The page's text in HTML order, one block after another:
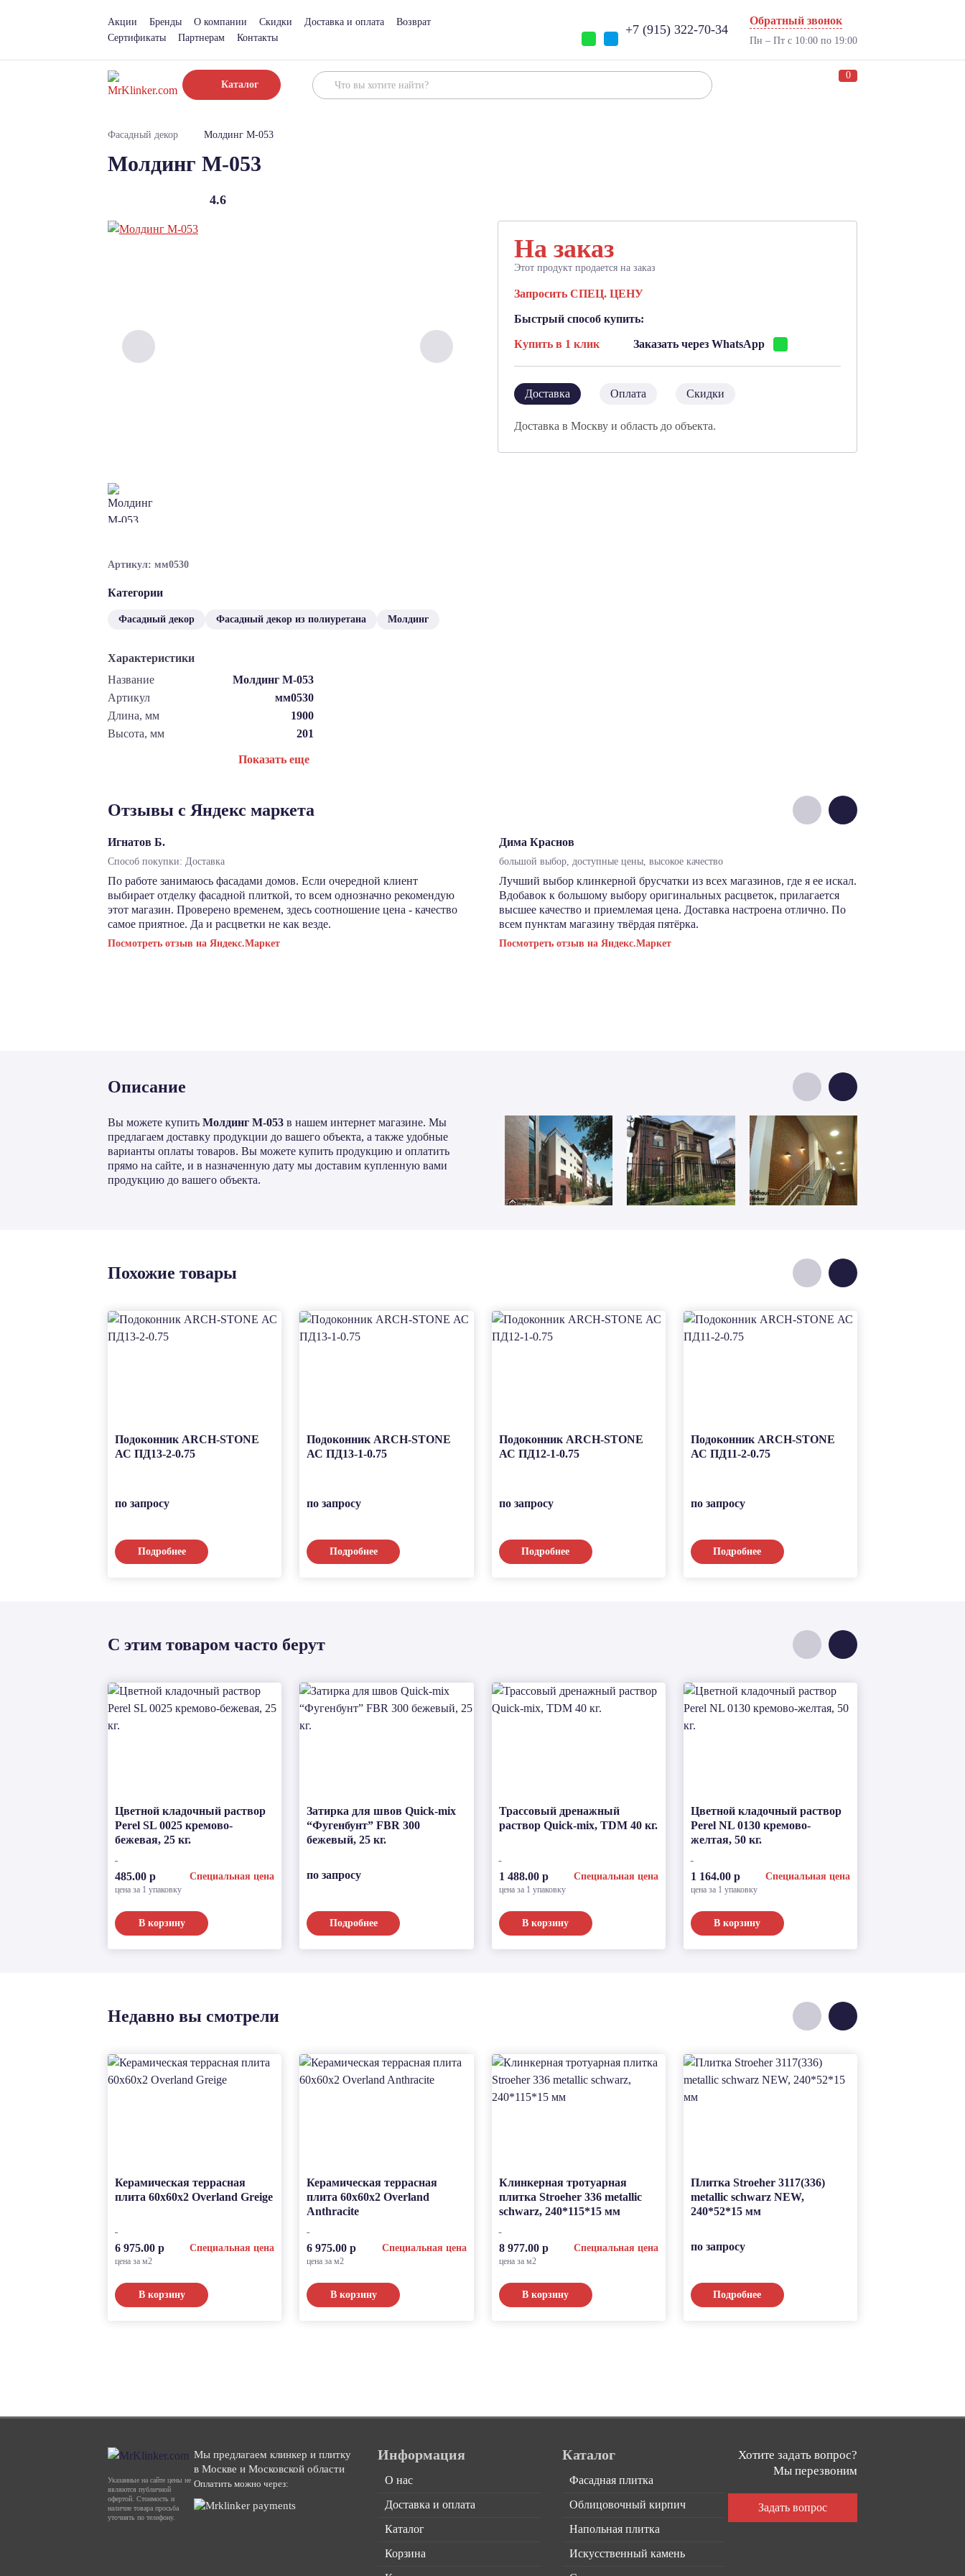
Акции Бренды О компании Скидки Доставка и оплата
Возврат
Сертификаты
Партнерам Контакты
+7 (915) 322-70-34
Обратный звонок
Пн – Пт с 10:00 по 19:00
Каталог
0
Фасадный декор Молдинг М-053
Молдинг М-053
4.6
Артикул: мм0530
Категории
Фасадный декор Фасадный декор из полиуретана Молдинг
Характеристики
Название
Молдинг М-053
Артикул
мм0530
Длина, мм
1900
Высота, мм
201
Показать еще
На заказ
Этот продукт продается на заказ
Запросить СПЕЦ. ЦЕНУ
Быстрый способ купить:
Купить в 1 клик Заказать через WhatsApp
Доставка Оплата Скидки
Доставка в Москву и область до объекта.
Отзывы с Яндекс маркета
Игнатов Б.
Способ покупки: Доставка
По работе занимаюсь фасадами домов. Если очередной клиент
выбирает отделку фасадной плиткой, то всем однозначно рекомендую
этот магазин. Проверено временем, здесь соотношение цена - качество
самое приятное. Да и расцветки не как везде.
Посмотреть отзыв на Яндекс.Маркет
Дима Краснов
большой выбор, доступные цены, высокое качество
Лучший выбор клинкерной брусчатки из всех магазинов, где я ее искал.
Вдобавок к большому выбору оригинальных расцветок, прилагается
высшее качество и приемлемая цена. Доставка настроена отлично. По
всем пунктам магазину твёрдая пятёрка.
Посмотреть отзыв на Яндекс.Маркет
Описание
Вы можете купить Молдинг М-053 в нашем интернет магазине. Мы
предлагаем доставку продукции до вашего объекта, а также удобные
варианты оплаты товаров. Вы можете купить продукцию и оплатить
прямо на сайте, и в назначенную дату мы доставим купленную вами
продукцию до вашего объекта.
Похожие товары
Подоконник ARCH-STONE
АС ПД13-2-0.75
по запросу
Подробнее
Подоконник ARCH-STONE
АС ПД13-1-0.75
по запросу
Подробнее
Подоконник ARCH-STONE
АС ПД12-1-0.75
по запросу
Подробнее
Подоконник ARCH-STONE
АС ПД11-2-0.75
по запросу
Подробнее
С этим товаром часто берут
Цветной кладочный раствор
Perel SL 0025 кремово-
бежевая, 25 кг.
485.00 р Специальная цена
цена за 1 упаковку
В корзину
Затирка для швов Quick-mix
“Фугенбунт” FBR 300
бежевый, 25 кг.
по запросу
Подробнее
Трассовый дренажный
раствор Quick-mix, TDM 40 кг.
1 488.00 р Специальная цена
цена за 1 упаковку
В корзину
Цветной кладочный раствор
Perel NL 0130 кремово-
желтая, 50 кг.
1 164.00 р Специальная цена
цена за 1 упаковку
В корзину
Недавно вы смотрели
Керамическая террасная
плита 60x60x2 Overland Greige
6 975.00 р Специальная цена
цена за м2
В корзину
Керамическая террасная
плита 60x60x2 Overland
Anthracite
6 975.00 р Специальная цена
цена за м2
В корзину
Клинкерная тротуарная
плитка Stroeher 336 metallic
schwarz, 240*115*15 мм
8 977.00 р Специальная цена
цена за м2
В корзину
Плитка Stroeher 3117(336)
metallic schwarz NEW,
240*52*15 мм
по запросу
Подробнее
Указанные на сайте цены не
являются публичной
офертой. Стоимость и
наличие товара просьба
уточнять по телефону.
Мы предлагаем клинкер и плитку
в Москве и Московской области
Оплатить можно через:
Информация
О нас
Доставка и оплата
Каталог
Корзина
Каталог
Фасадная плитка
Облицовочный кирпич
Напольная плитка
Искусственный камень
Хотите задать вопрос?
Мы перезвоним